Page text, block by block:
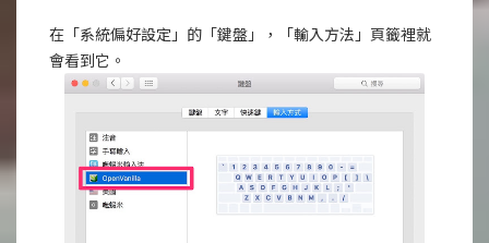
在「系統偏好設定」的「鍵盤」，「輸入方法」頁籤裡就
會看到它。